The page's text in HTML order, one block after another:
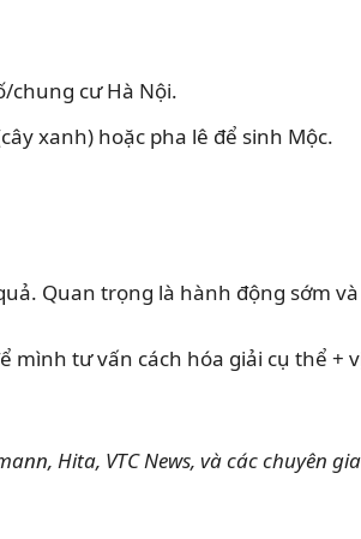
chung cư Hà Nội.
xanh) hoặc pha lê để sinh Mộc.
Quan trọng là hành động sớm và
mình tư vấn cách hóa giải cụ thể
Hita, VTC News, và các chuyên